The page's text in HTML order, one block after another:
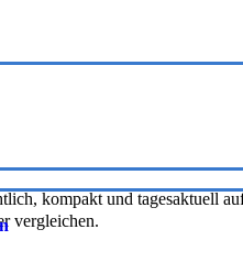
kompakt und tagesaktuell
vergleichen.